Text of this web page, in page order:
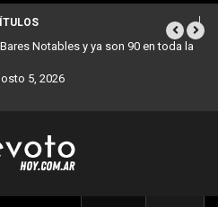
llegan esta semana a Villa Devoto
5, 2026